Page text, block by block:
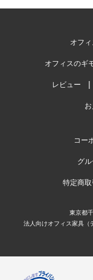
オフ
オフィスのギ
レビュー
コー
グ
特定商
東京都
法人向けオフィス家具（